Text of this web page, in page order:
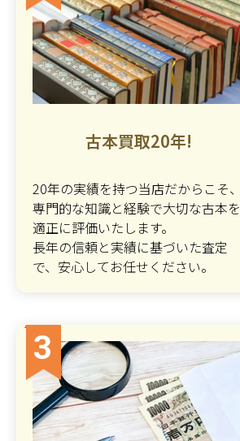
古本買取20年!
20年の実績を持つ当店だからこそ、
専門的な知識と経験で大切な古本を
適正に評価いたします。
長年の信頼と実績に基づいた査定
で、安心してお任せください。
3